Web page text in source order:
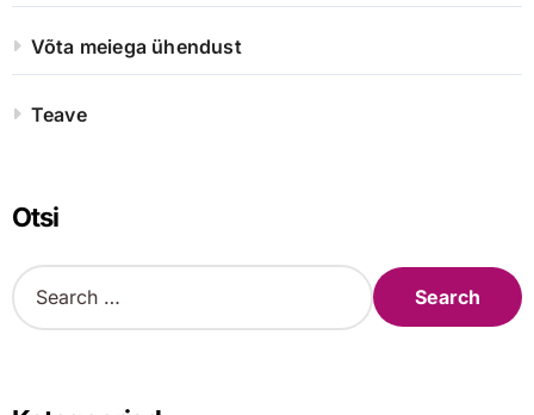
Võta meiega ühendust
Teave
Otsi
S
e
h